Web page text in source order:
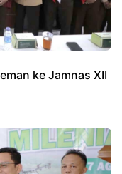
ke Jamnas XII